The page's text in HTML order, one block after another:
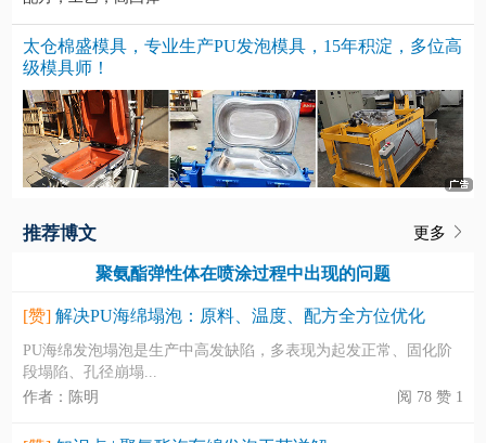
太仓棉盛模具，专业生产PU发泡模具，15年积淀，多位高
级模具师！
更多
推荐博文
聚氨酯弹性体在喷涂过程中出现的问题
[赞]解决PU海绵塌泡：原料、温度、配方全方位优化
PU海绵发泡塌泡是生产中高发缺陷，多表现为起发正常、固化阶
段塌陷、孔径崩塌...
作者：陈明
阅 78 赞 1